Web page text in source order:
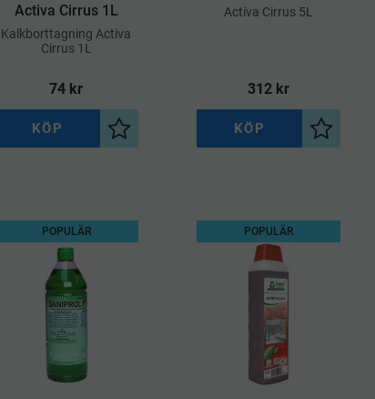
Activa Cirrus 1L
​Kalkborttagning Activa
Cirrus 1L
74 kr
Lägg till i önskelista
KÖP
Activa Cirrus 5L
312kr
Lägg till
KÖP
POPULÄR POPULÄR